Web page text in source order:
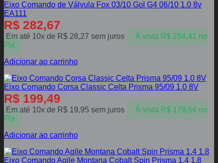
Eixo Comando de Válvula Fox 03/10 Gol G4 06/10 1.0 8v
EA111
R$ 282,67
Em até 10x de R$ 28,27 sem juros À vista R$254,41 no
Pix
Adicionar ao carrinho
Eixo Comando Corsa Classic Celta Prisma 95/09 1.0 8V
R$ 199,49
Em até 10x de R$ 19,95 sem juros À vista R$179,54 no
Pix
Adicionar ao carrinho
Eixo Comando Agile Montana Cobalt Spin Prisma 1.4 1.8